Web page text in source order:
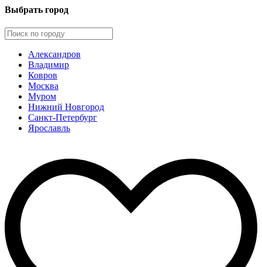
Выбрать город
Александров
Владимир
Ковров
Москва
Муром
Нижний Новгород
Санкт-Петербург
Ярославль